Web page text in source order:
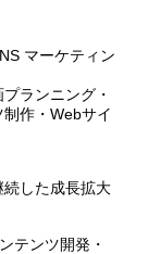
マーケティン
ランニング・
作・Webサイ
した成長拡大
テンツ開発・